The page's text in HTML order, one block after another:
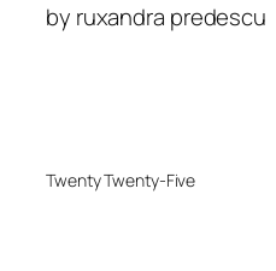
by ruxandra predescu
Twenty Twenty-Five